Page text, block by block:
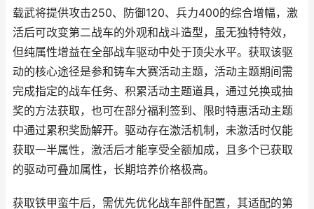
载武将提供攻击250、防御120、兵力400的综合增幅，激
活后可改变第二战车的外观和战斗造型，虽无独特特效，
但纯属性增益在全部战车驱动中处于顶尖水平。获取该驱
动的核心途径是参和铸车大赛活动主题，活动主题期间需
完成指定的战车任务、积累活动主题道具，通过兑换或抽
奖的方法获取，也可在部分福利签到、限时特惠活动主题
中通过累积奖励解开。驱动存在激活机制，未激活时仅能
获取一半属性，激活后才能享受全额加成，且多个已获取
的驱动可叠加属性，长期培养价格极高。
获取铁甲蛮牛后，需优先优化战车部件配置，其适配的第